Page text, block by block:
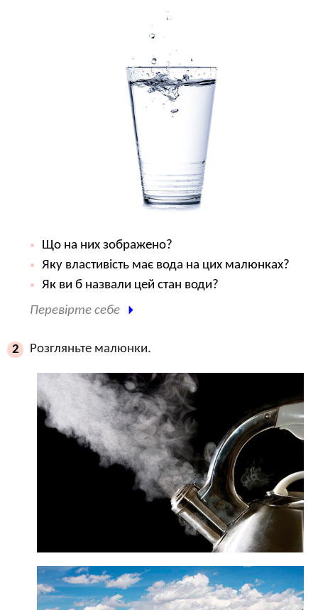
Що на них зображено?
Яку властивість має вода на цих малюнках?
Як ви б назвали цей стан води?
Перевірте себе
2 Розгляньте малюнки.